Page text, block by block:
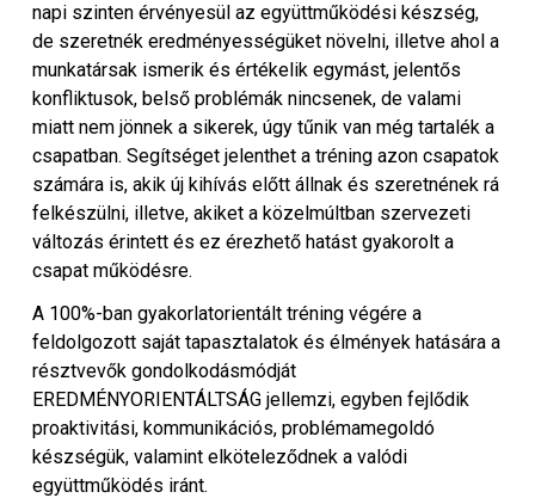
napi szinten érvényesül az együttműködési készség,
de szeretnék eredményességüket növelni, illetve ahol a
munkatársak ismerik és értékelik egymást, jelentős
konfliktusok, belső problémák nincsenek, de valami
miatt nem jönnek a sikerek, úgy tűnik van még tartalék a
csapatban. Segítséget jelenthet a tréning azon csapatok
számára is, akik új kihívás előtt állnak és szeretnének rá
felkészülni, illetve, akiket a közelmúltban szervezeti
változás érintett és ez érezhető hatást gyakorolt a
csapat működésre.
A 100%-ban gyakorlatorientált tréning végére a
feldolgozott saját tapasztalatok és élmények hatására a
résztvevők gondolkodásmódját
EREDMÉNYORIENTÁLTSÁG jellemzi, egyben fejlődik
proaktivitási, kommunikációs, problémamegoldó
készségük, valamint elköteleződnek a valódi
együttműködés iránt.